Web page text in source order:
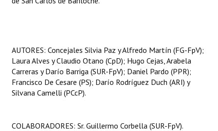
AUTORES: Concejales Silvia Paz y Alfredo Martín (FG-FpV);
Laura Alves y Claudio Otano (CpD); Hugo Cejas, Arabela
Carreras y Darío Barriga (SUR-FpV); Daniel Pardo (PPR);
Francisco De Cesare (PS); Darío Rodríguez Duch (ARI) y
Silvana Camelli (PCcP).
COLABORADORES: Sr. Guillermo Corbella (SUR-FpV).